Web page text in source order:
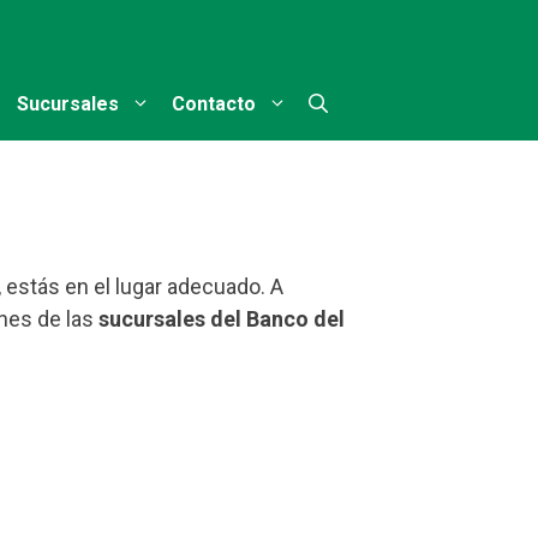
Sucursales Contacto
en el lugar adecuado. A
de las sucursales del Banco del